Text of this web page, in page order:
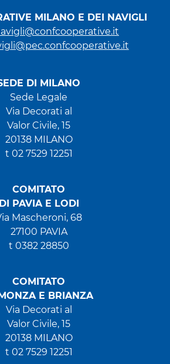
MILANO E DEI NAVIGLI
DI MILANO
Sede Legale
Via Decorati al
Valor Civile, 15
20138 MILANO
t 02 7529 12251
COMITATO
DI PAVIA E LODI
Mascheroni, 68
27100 PAVIA
t 0382 28850
COMITATO
E BRIANZA
Via Decorati al
Valor Civile, 15
20138 MILANO
t 02 7529 12251